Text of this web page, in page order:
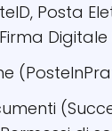
Posta